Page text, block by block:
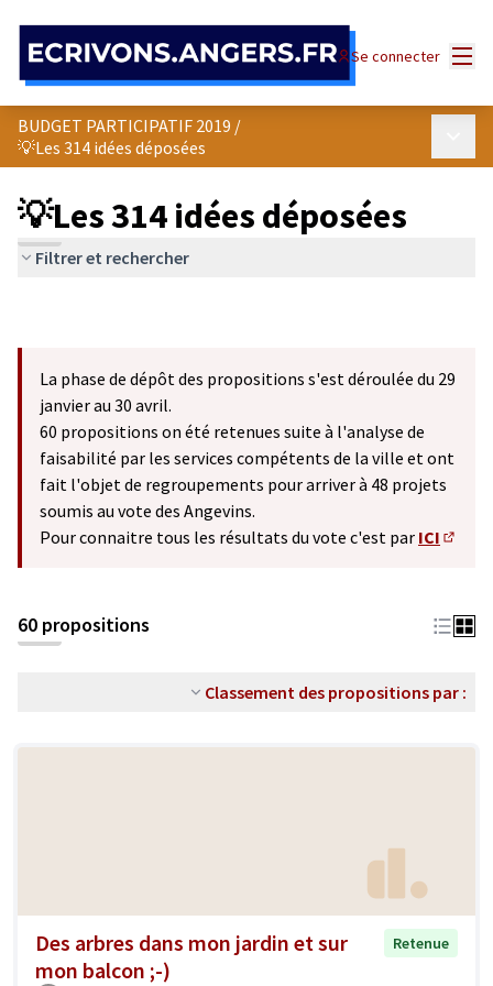
Se connecter
BUDGET PARTICIPATIF 2019 /
💡Les 314 idées déposées
💡Les 314 idées déposées
Filtrer et rechercher
La phase de dépôt des propositions s'est déroulée du 29
janvier au 30 avril.
60 propositions on été retenues suite à l'analyse de
faisabilité par les services compétents de la ville et ont
fait l'objet de regroupements pour arriver à 48 projets
soumis au vote des Angevins.
Pour connaitre tous les résultats du vote c'est par ICI
60 propositions
Classement des propositions par :
Des arbres dans mon jardin et sur
mon balcon ;-)
Retenue